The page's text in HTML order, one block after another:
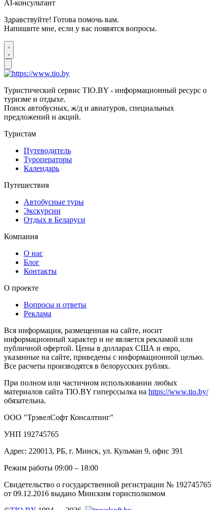
AI-консультант
Здравствуйте! Готова помочь вам.
Напишите мне, если у вас появятся вопросы.
Туристический сервис TIO.BY - информационный ресурс о
туризме и отдыхе.
Поиск автобусных, ж/д и авиатуров, специальных
предложений и акций.
Туристам
Путеводитель
Туроператоры
Календарь
Путешествия
Автобусные туры
Экскурсии
Отдых в Беларуси
Компания
О нас
Блог
Контакты
О проекте
Вопросы и ответы
Реклама
Вся информация, размещенная на сайте, носит
информационный характер и не является рекламой или
публичной офертой. Цены в долларах США и евро,
указанные на сайте, приведены с информационной целью.
Все расчеты производятся в белорусских рублях.
При полном или частичном использовании любых
материалов сайта TIO.BY гиперссылка на https://www.tio.by/
обязательна.
ООО "ТрэвелСофт Консалтинг"
УНП 192745765
Адрес: 220013, РБ, г. Минск, ул. Кульман 9, офис 391
Режим работы 09:00 – 18:00
Свидетельство о государственной регистрации № 192745765
от 09.12.2016 выдано Минским горисполкомом